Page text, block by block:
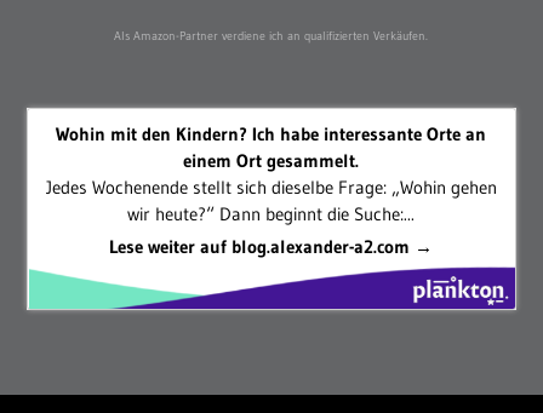
Als Amazon-Partner verdiene ich an qualifizierten Verkäufen.
Wohin mit den Kindern? Ich habe interessante Orte an
einem Ort gesammelt.
Jedes Wochenende stellt sich dieselbe Frage: „Wohin gehen
wir heute?“ Dann beginnt die Suche:...
Lese weiter auf blog.alexander-a2.com →